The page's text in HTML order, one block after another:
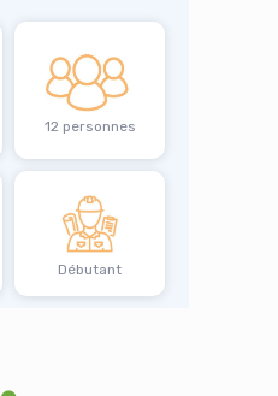
12 personnes
Débutant